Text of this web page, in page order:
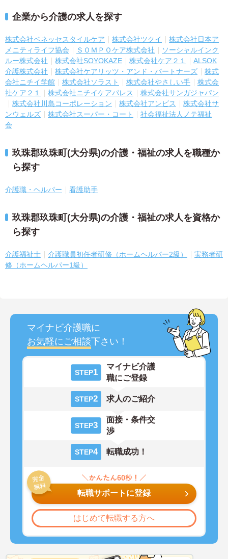
企業から介護の求人を探す
株式会社ベネッセスタイルケア 株式会社ツクイ
株式会社日本ア
メニティライフ協会
ＳＯＭＰＯケア株式会社
ソーシャルインク
ルー株式会社
株式会社SOYOKAZE 株式会社ケア２１
ALSOK
介護株式会社
株式会社ケアリッツ・アンド・パートナーズ
株式
会社ニチイ学館
株式会社ソラスト 株式会社やさしい手
株式会
社ケア２１
株式会社ニチイケアパレス
株式会社サンガジャパン
株式会社川島コーポレーション
株式会社アンビス
株式会社サ
ンウェルズ
株式会社スーパー・コート
社会福祉法人ノテ福祉
会
玖珠郡玖珠町(大分県)の介護・福祉の求人を職種か
ら探す
介護職・ヘルパー 看護助手
玖珠郡玖珠町(大分県)の介護・福祉の求人を資格か
ら探す
介護福祉士 介護職員初任者研修（ホームヘルパー2級）
実務者研
修（ホームヘルパー1級）
マイナビ介護職に
お気軽にご相談下さい！
STEP1
マイナビ介護
職にご登録
STEP2 求人のご紹介
STEP3
面接・条件交
渉
STEP4 転職成功！
転職サポートに登録
はじめて転職する方へ